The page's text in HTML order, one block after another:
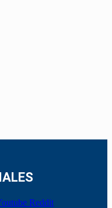
Reddit